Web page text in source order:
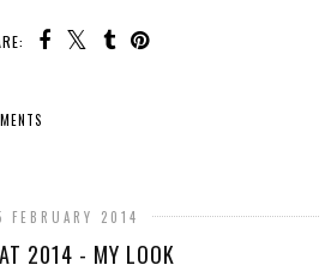
FEBRUARY 2014
2014 - MY LOOK